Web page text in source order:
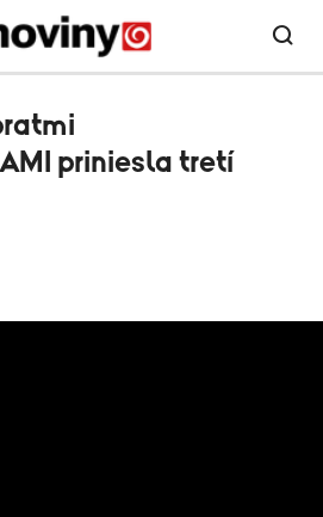
priniesla tretí